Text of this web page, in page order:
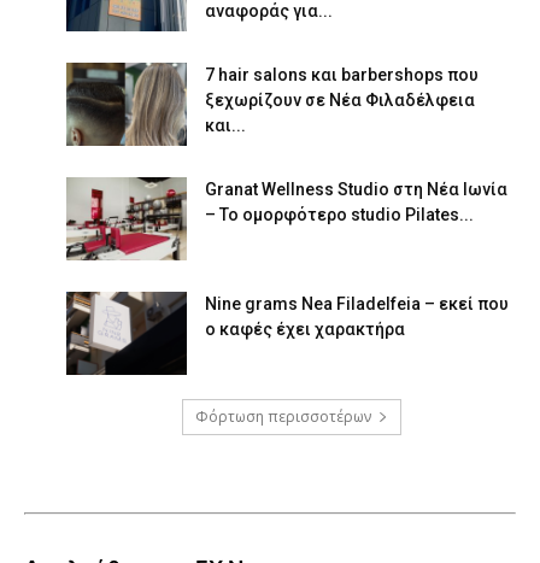
αναφοράς για...
7 hair salons και barbershops που
ξεχωρίζουν σε Νέα Φιλαδέλφεια
και...
Granat Wellness Studio στη Νέα Ιωνία
– Το ομορφότερο studio Pilates...
Nine grams Nea Filadelfeia – εκεί που
ο καφές έχει χαρακτήρα
Φόρτωση περισσοτέρων